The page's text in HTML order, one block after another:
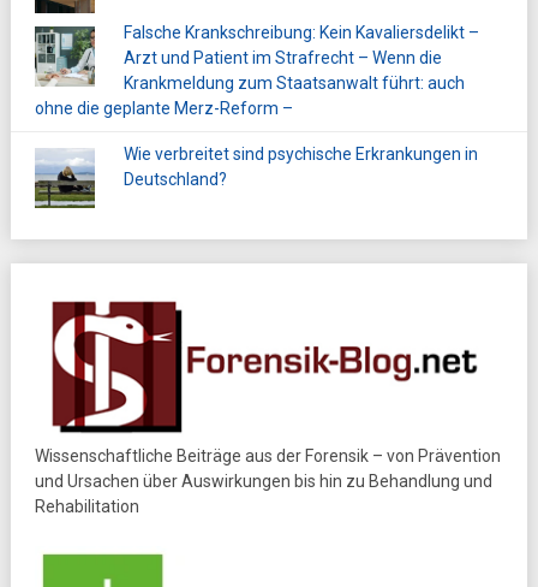
Falsche Krankschreibung: Kein Kavaliersdelikt –
Arzt und Patient im Strafrecht – Wenn die
Krankmeldung zum Staatsanwalt führt: auch
ohne die geplante Merz-Reform –
Wie verbreitet sind psychische Erkrankungen in
Deutschland?
Wissenschaftliche Beiträge aus der Forensik – von Prävention
und Ursachen über Auswirkungen bis hin zu Behandlung und
Rehabilitation